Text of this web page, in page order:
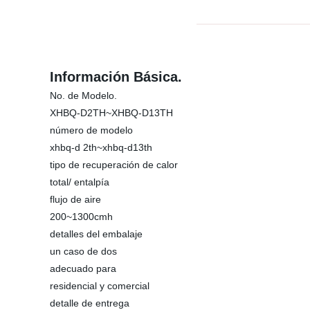
Información Básica.
No. de Modelo.
XHBQ-D2TH~XHBQ-D13TH
número de modelo
xhbq-d 2th~xhbq-d13th
tipo de recuperación de calor
total/ entalpía
flujo de aire
200~1300cmh
detalles del embalaje
un caso de dos
adecuado para
residencial y comercial
detalle de entrega